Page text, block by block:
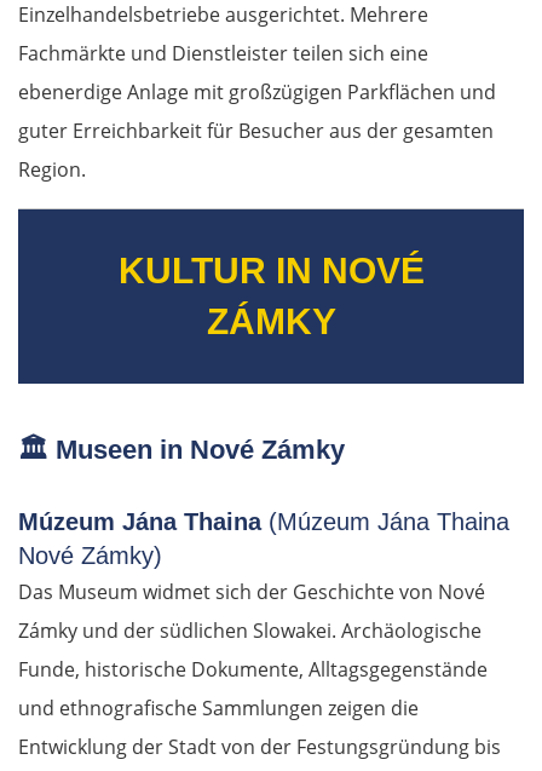
Einzelhandelsbetriebe ausgerichtet. Mehrere
Fachmärkte und Dienstleister teilen sich eine
ebenerdige Anlage mit großzügigen Parkflächen und
guter Erreichbarkeit für Besucher aus der gesamten
Region.
KULTUR IN NOVÉ
ZÁMKY
🏛️ Museen in Nové Zámky
Múzeum Jána Thaina(Múzeum Jána Thaina
Nové Zámky)
Das Museum widmet sich der Geschichte von Nové
Zámky und der südlichen Slowakei. Archäologische
Funde, historische Dokumente, Alltagsgegenstände
und ethnografische Sammlungen zeigen die
Entwicklung der Stadt von der Festungsgründung bis